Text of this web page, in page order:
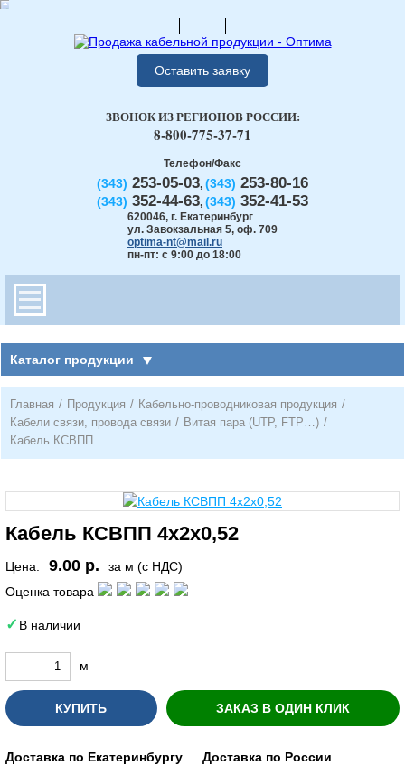
Оставить заявку
Телефон/Факс
(343) 253-05-03, (343) 253-80-16
(343) 352-44-63, (343) 352-41-53
620046, г. Екатеринбург
ул. Завокзальная 5, оф. 709
optima-nt@mail.ru
пн-пт: с 9:00 до 18:00
ЗВОНОК ИЗ РЕГИОНОВ РОССИИ:
8-800-775-37-71
Каталог продукции
Главная / Продукция / Кабельно-проводниковая продукция /
Кабели связи, провода связи / Витая пара (UTP, FTP…) /
Кабель КСВПП
Кабель КСВПП 4х2х0,52
Цена: 9.00 р.
за м (с НДС)
Оценка товара
В наличии
м
КУПИТЬ ЗАКАЗ В ОДИН КЛИК
Доставка по Екатеринбургу Доставка по России